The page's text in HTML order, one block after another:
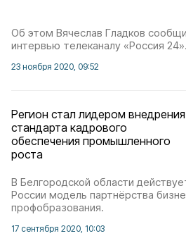
Об этом Вячеслав Гладков
интервью телеканалу «Россия 24».
23 ноября 2020, 09:52
Регион стал лидером внедрения
стандарта кадрового
обеспечения промышленного
роста
В Белгородской области
России модель партнёрства
профобразования.
17 сентября 2020, 10:03